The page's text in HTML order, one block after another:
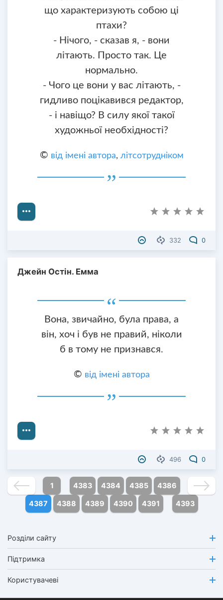
що характеризують собою ці
птахи?
- Нічого, - сказав я, - вони
літають. Просто так. Це
нормально.
- Чого це вони у вас літають, -
гидливо поцікавився редактор,
- і навіщо? В силу якої такої
художньої необхідності?
© від імені автора, літсотрудніком
332 0
Джейн Остін. Емма
Вона, звичайно, була права, а
він, хоч і був не правий, ніколи
б в тому не признався.
© від імені автора
496 0
1 4383 4384 4385 4386
4387 4388 4389 4390 4391 4393
Розділи сайту
Підтримка
Користувачеві